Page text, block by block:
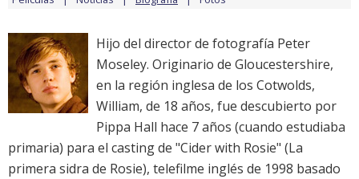
Hijo del director de fotografía Peter
Moseley. Originario de Gloucestershire,
en la región inglesa de los Cotwolds,
William, de 18 años, fue descubierto por
Pippa Hall hace 7 años (cuando estudiaba
primaria) para el casting de "Cider with Rosie" (La
primera sidra de Rosie), telefilme inglés de 1998 basado